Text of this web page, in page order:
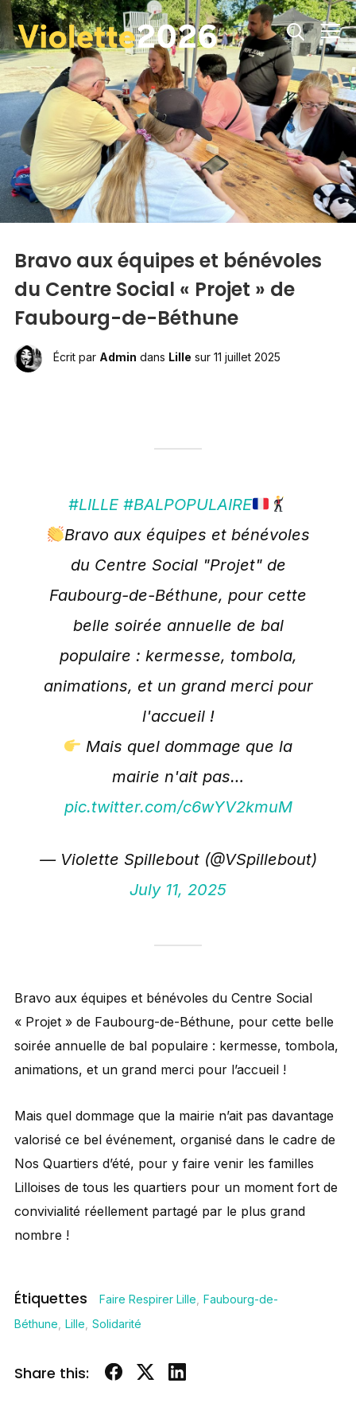
Info
Bravo aux équipes et bénévoles
du Centre Social « Projet » de
Faubourg-de-Béthune
Écrit par Admin dans Lille sur 11 juillet 2025
#LILLE #BALPOPULAIRE
Bravo aux équipes et bénévoles
du Centre Social "Projet" de
Faubourg-de-Béthune, pour cette
belle soirée annuelle de bal
populaire : kermesse, tombola,
animations, et un grand merci pour
l'accueil !
Mais quel dommage que la
mairie n'ait pas…
pic.twitter.com/c6wYV2kmuM
— Violette Spillebout (@VSpillebout)
July 11, 2025
Bravo aux équipes et bénévoles du Centre Social
« Projet » de Faubourg-de-Béthune, pour cette belle
soirée annuelle de bal populaire : kermesse, tombola,
animations, et un grand merci pour l’accueil !
Mais quel dommage que la mairie n’ait pas davantage
valorisé ce bel événement, organisé dans le cadre de
Nos Quartiers d’été, pour y faire venir les familles
Lilloises de tous les quartiers pour un moment fort de
convivialité réellement partagé par le plus grand
nombre !
Étiquettes Faire Respirer Lille Faubourg-de-
Béthune Lille Solidarité
Share this: